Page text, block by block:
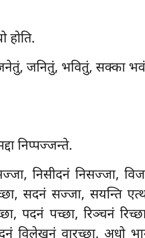
होति.
जनितुं, भवितुं, सक्का
निप्पज्जन्ते.
निसीदनं निसज्जा,
सदनं सज्जा, सयन्ति
पदनं पच्छा, रिञ्चनं